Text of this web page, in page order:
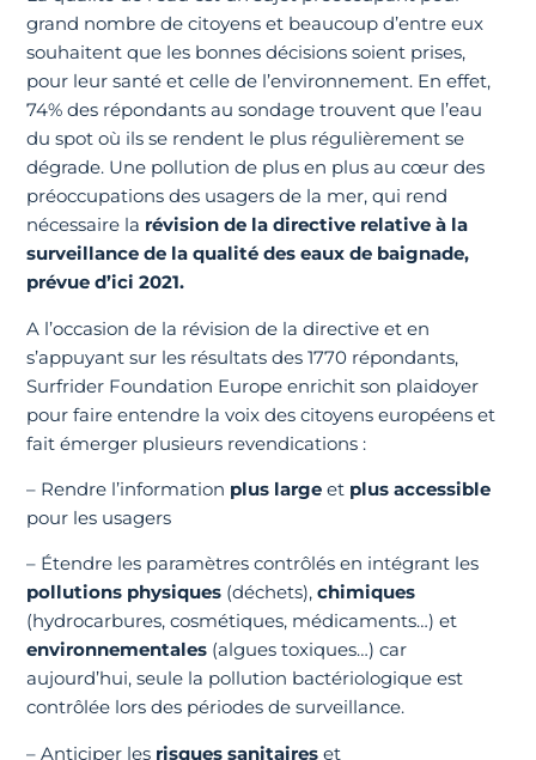
grand nombre de citoyens et beaucoup d’entre eux
souhaitent que les bonnes décisions soient prises,
pour leur santé et celle de l’environnement. En effet,
74% des répondants au sondage trouvent que l’eau
du spot où ils se rendent le plus régulièrement se
dégrade. Une pollution de plus en plus au cœur des
préoccupations des usagers de la mer, qui rend
nécessaire la révision de la directive relative à la
surveillance de la qualité des eaux de baignade,
prévue d’ici 2021.
A l’occasion de la révision de la directive et en
s’appuyant sur les résultats des 1770 répondants,
Surfrider Foundation Europe enrichit son plaidoyer
pour faire entendre la voix des citoyens européens et
fait émerger plusieurs revendications :
– Rendre l’information plus large et plus accessible
pour les usagers
– Étendre les paramètres contrôlés en intégrant les
pollutions physiques (déchets),chimiques
(hydrocarbures, cosmétiques, médicaments…) et
environnementales (algues toxiques…) car
aujourd’hui, seule la pollution bactériologique est
contrôlée lors des périodes de surveillance.
– Anticiper les risques sanitaires et